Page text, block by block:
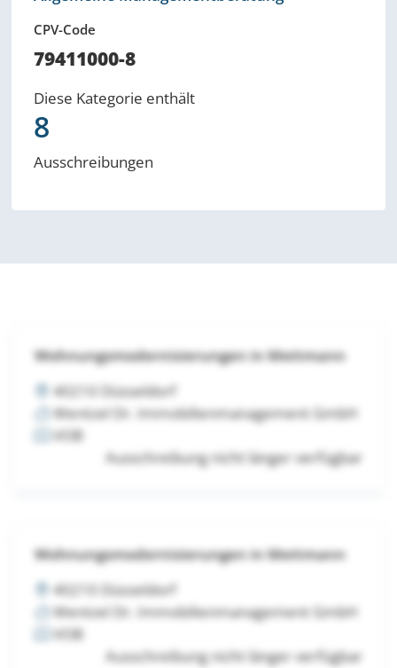
CPV-Code
79411000-8
Diese Kategorie enthält
8
Ausschreibungen
Wohnungsmodernisierungen in Mettmann
40210 Düsseldorf
Wentzel Dr. Immobilienmanagement GmbH
VOB
Ausschreibung nicht länger verfügbar
Wohnungsmodernisierungen in Mettmann
40210 Düsseldorf
Wentzel Dr. Immobilienmanagement GmbH
VOB
Ausschreibung nicht länger verfügbar